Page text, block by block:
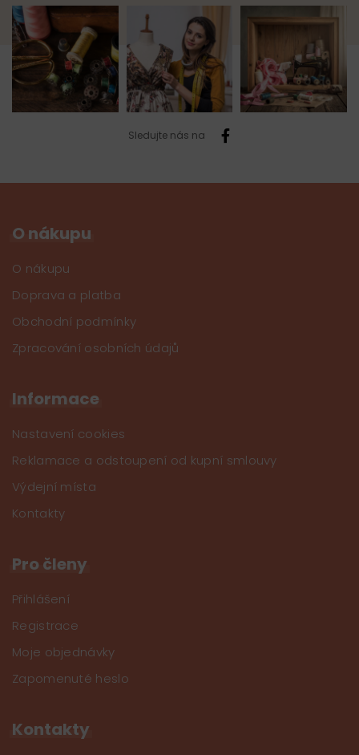
Sledujte nás na
O nákupu
O nákupu
Doprava a platba
Obchodní podmínky
Zpracování osobních údajů
Informace
Nastavení cookies
Reklamace a odstoupení od kupní smlouvy
Výdejní místa
Kontakty
Pro členy
Přihlášení
Registrace
Moje objednávky
Zapomenuté heslo
Kontakty